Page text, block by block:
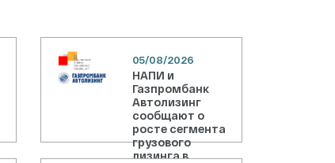
05/08/2026
НАПИ и
Газпромбанк
Автолизинг
сообщают о
росте сегмента
грузового
лизинга в